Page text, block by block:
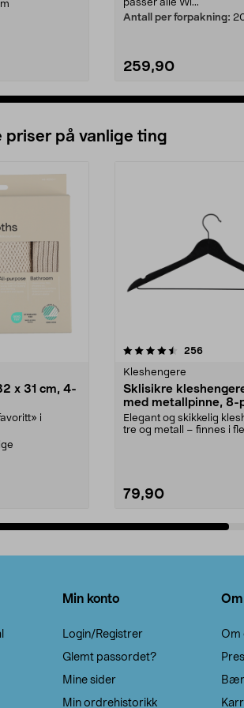
passer alle Wi...
Antall per forpakning:
259,90
priser på vanlige ting
x 31 cm, 4-
i
256
Kleshengere
Sklisikre
med metallpinne, 8-
Elegant og skikkelig
tre og metall – finnes i
79,90
4.5av 5 stjerner
Min konto
Login/Registrer
Glemt passordet?
Mine sider
Min ordrehistorikk
Om
Om